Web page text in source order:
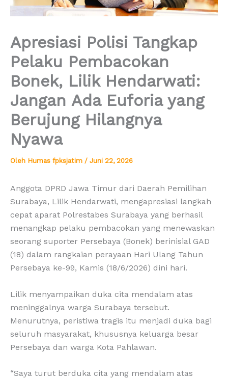
Apresiasi Polisi Tangkap
Pelaku Pembacokan
Bonek, Lilik Hendarwati:
Jangan Ada Euforia yang
Berujung Hilangnya
Nyawa
Oleh Humas fpksjatim / Juni 22, 2026
Anggota DPRD Jawa Timur dari Daerah Pemilihan
Surabaya, Lilik Hendarwati, mengapresiasi langkah
cepat aparat Polrestabes Surabaya yang berhasil
menangkap pelaku pembacokan yang menewaskan
seorang suporter Persebaya (Bonek) berinisial GAD
(18) dalam rangkaian perayaan Hari Ulang Tahun
Persebaya ke-99, Kamis (18/6/2026) dini hari.
Lilik menyampaikan duka cita mendalam atas
meninggalnya warga Surabaya tersebut.
Menurutnya, peristiwa tragis itu menjadi duka bagi
seluruh masyarakat, khususnya keluarga besar
Persebaya dan warga Kota Pahlawan.
“Saya turut berduka cita yang mendalam atas